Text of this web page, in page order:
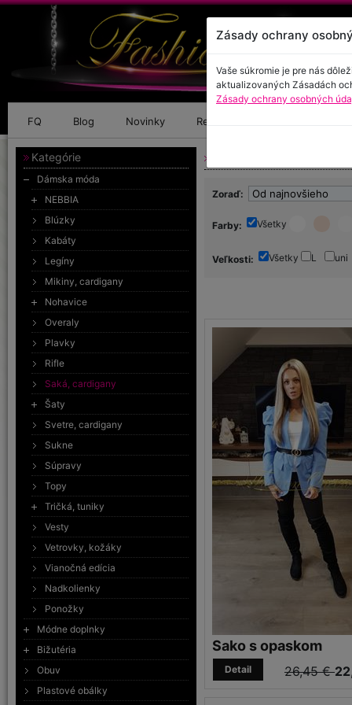
FQ Blog Novinky Referencie
Kategórie
Dámska móda
NEBBIA
Blúzky
Kabáty
Legíny
Mikiny, cardigany
Nohavice
Overaly
Plavky
Rifle
Saká, cardigany
Šaty
Svetre, cardigany
Sukne
Súpravy
Topy
Tričká, tuniky
Vesty
Vetrovky, kožáky
Vianočná edícia
Nadkolienky
Ponožky
Módne doplnky
Bižutéria
Obuv
Plastové obálky
Zoraď:
Farby: Všetky
Veľkosti: Všetky L uni
Sako s opaskom
26,45 €
Detail
Zásady ochrany
Vaše súkromie je pre nás
aktualizovaných Zásadách
Zásady ochrany osobných